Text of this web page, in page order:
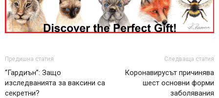
Предишна статия
“Гардиън”: Защо
изследванията за ваксини са
секретни?
Следваща статия
Коронавирусът причинява
шест основни форми
заболявания